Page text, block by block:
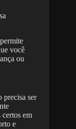
você
ou
precisa ser
em
e